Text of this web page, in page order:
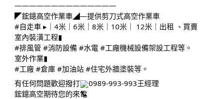
——————————————
◤鋐鐿高空作業車◢—提供剪刀式高空作業車
#自走車 ▸｜4米｜6米｜8米｜10米｜ 12米｜出租 、買賣
室內裝潢工程▮
#排風管 #消防設備 #水電 #工廠機械設備架設工程等 。
室外作業▮
#工廠 #倉庫 #加油站 #住宅外牆塗裝等 。
有任何問題歡迎撥打
0989-993-993王經理
鋐鐿高空期待您的來電